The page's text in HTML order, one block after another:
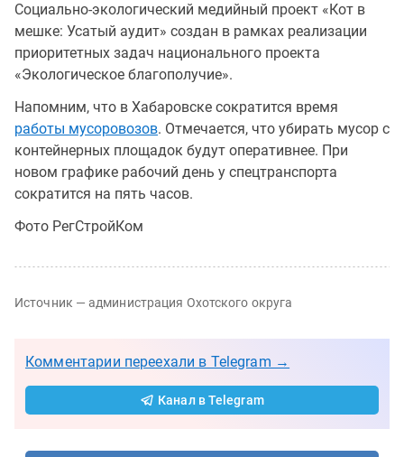
Социально-экологический медийный проект «Кот в
мешке: Усатый аудит» создан в рамках реализации
приоритетных задач национального проекта
«Экологическое благополучие».
Напомним, что в Хабаровске сократится время
работы мусоровозов. Отмечается, что убирать мусор с
контейнерных площадок будут оперативнее. При
новом графике рабочий день у спецтранспорта
сократится на пять часов.
Фото РегСтройКом
Источник — администрация Охотского округа
Комментарии переехали в Telegram →
Канал в Telegram